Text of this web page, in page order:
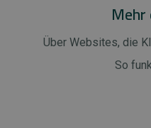
Über Websites, die
So